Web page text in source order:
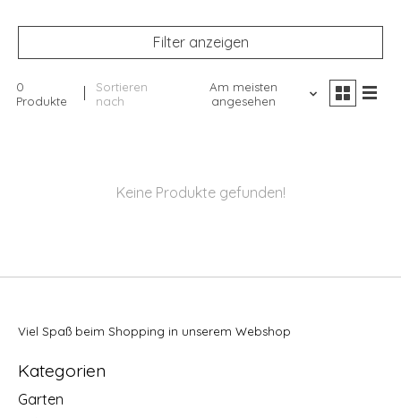
Filter anzeigen
0
Produkte
Sortieren
nach
Am meisten
angesehen
Keine Produkte gefunden!
Viel Spaß beim Shopping in unserem Webshop
Kategorien
Garten